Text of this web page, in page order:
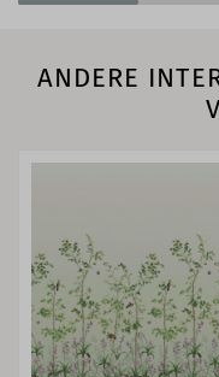
ANDERE